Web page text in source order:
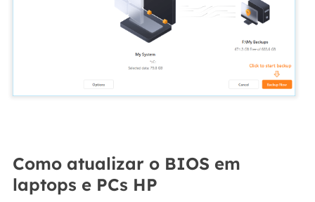
Como atualizar o BIOS em
laptops e PCs HP